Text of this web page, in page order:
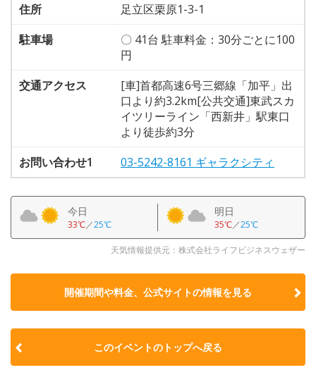
住所
足立区栗原1-3-1
駐車場
〇 41台 駐車料金：30分ごとに100
円
交通アクセス
[車]首都高速6号三郷線「加平」出
口より約3.2km[公共交通]東武スカ
イツリーライン「西新井」駅東口
より徒歩約3分
お問い合わせ1
03-5242-8161 ギャラクシティ
今日
33℃／25℃
明日
35℃／25℃
天気情報提供元：株式会社ライフビジネスウェザー
開催期間や料金、公式サイトの情報を見る
このイベントのトップへ戻る